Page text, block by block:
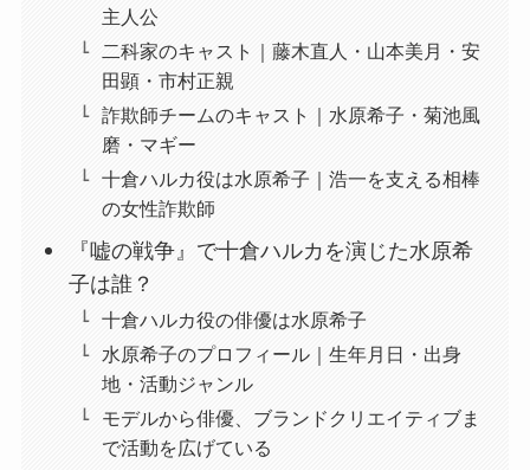
主人公
二科家のキャスト｜藤木直人・山本美月・安
田顕・市村正親
詐欺師チームのキャスト｜水原希子・菊池風
磨・マギー
十倉ハルカ役は水原希子｜浩一を支える相棒
の女性詐欺師
『嘘の戦争』で十倉ハルカを演じた水原希
子は誰？
十倉ハルカ役の俳優は水原希子
水原希子のプロフィール｜生年月日・出身
地・活動ジャンル
モデルから俳優、ブランドクリエイティブま
で活動を広げている